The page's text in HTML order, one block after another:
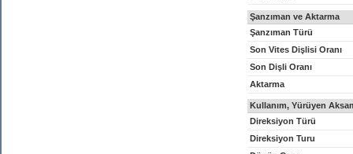
Şanzıman ve Aktarma
Şanzıman Türü
Son Vites Dişlisi Oranı
Son Dişli Oranı
Aktarma
Kullanım, Yürüyen
Direksiyon Türü
Direksiyon Turu